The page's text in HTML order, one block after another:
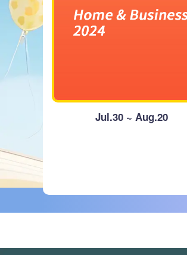
Jul.30 ~ Aug.20